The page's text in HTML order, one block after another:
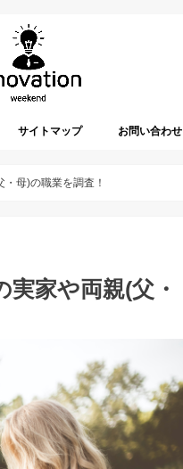
サイトマップ お問い合わせ
母)の職業を調査！
家や両親(父・